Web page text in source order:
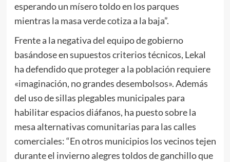
esperando un mísero toldo en los parques
mientras la masa verde cotiza a la baja”.
Frente a la negativa del equipo de gobierno
basándose en supuestos criterios técnicos, Lekal
ha defendido que proteger a la población requiere
«imaginación, no grandes desembolsos». Además
del uso de sillas plegables municipales para
habilitar espacios diáfanos, ha puesto sobre la
mesa alternativas comunitarias para las calles
comerciales: “En otros municipios los vecinos tejen
durante el invierno alegres toldos de ganchillo que